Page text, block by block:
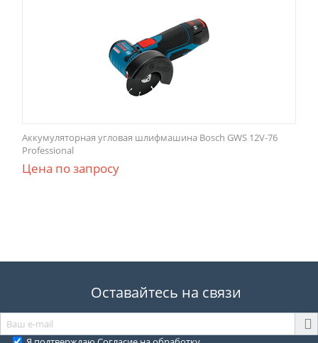
Аккумуляторная угловая шлифмашина Bosch GWS 12V-76
Professional
Цена по запросу
Оставайтесь на связи